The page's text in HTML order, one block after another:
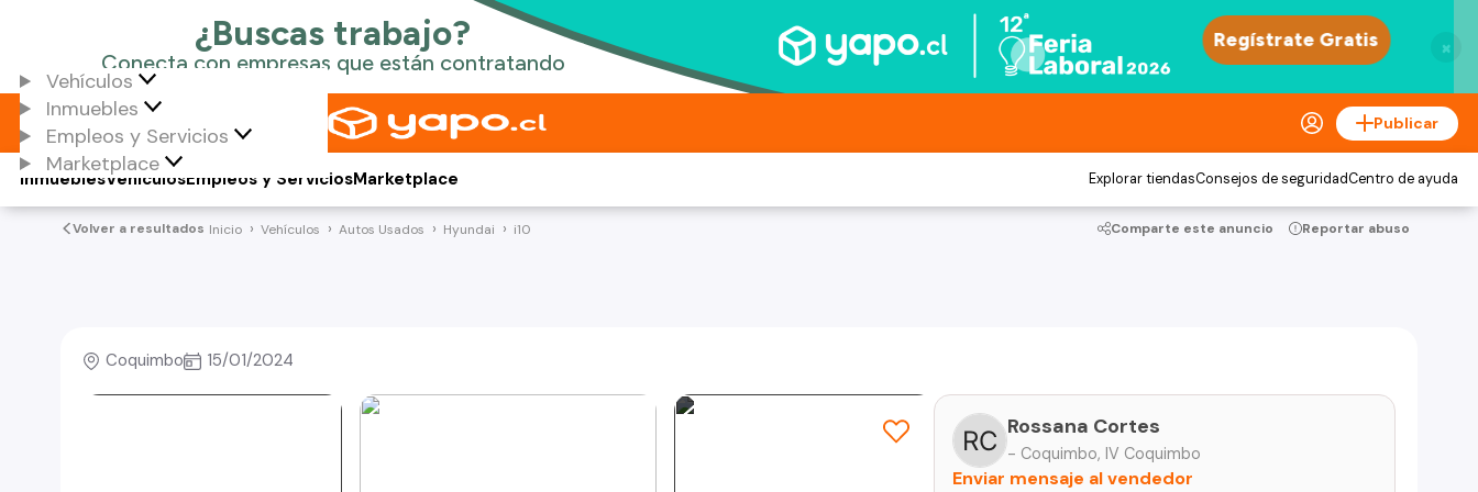
×
Vehículos
Inmuebles
Empleos y Servicios
Marketplace
Publicar
Vehículos
Inmuebles Empleos y ServiciosMarketplace Explorar tiendasConsejos de seguridadCentro de ayuda
Volver a resultados Inicio Vehículos Autos Usados Hyundai i10 Comparte este anuncio Reportar abuso
Coquimbo 15/01/2024
Rossana Cortes
- Coquimbo, IV Coquimbo
Enviar mensaje al vendedor